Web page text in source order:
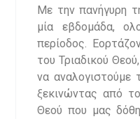
Με την πανήγυρη
μία εβδομάδα,
περίοδος.
του Τριαδικού
να αναλογιστούμε
ξεκινώντας από
Θεού που μας